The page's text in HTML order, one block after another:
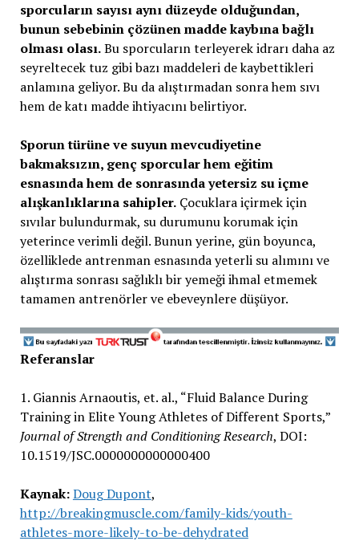
sporcuların sayısı aynı düzeyde olduğundan,
bunun sebebinin çözünen madde kaybına bağlı
olması olası.Bu sporcuların terleyerek idrarı daha az
seyreltecek tuz gibi bazı maddeleri de kaybettikleri
anlamına geliyor. Bu da alıştırmadan sonra hem sıvı
hem de katı madde ihtiyacını belirtiyor.
Sporun türüne ve suyun mevcudiyetine
bakmaksızın, genç sporcular hem eğitim
esnasında hem de sonrasında yetersiz su içme
alışkanlıklarına sahipler.Çocuklara içirmek için
sıvılar bulundurmak, su durumunu korumak için
yeterince verimli değil. Bunun yerine, gün boyunca,
özelliklede antrenman esnasında yeterli su alımını ve
alıştırma sonrası sağlıklı bir yemeği ihmal etmemek
tamamen antrenörler ve ebeveynlere düşüyor.
Referanslar
1. Giannis Arnaoutis, et. al., “Fluid Balance During
Training in Elite Young Athletes of Different Sports,”
Journal of Strength and Conditioning Research, DOI:
10.1519/JSC.0000000000000400
Kaynak:Doug Dupont,
http://breakingmuscle.com/family-kids/youth-
athletes-more-likely-to-be-dehydrated